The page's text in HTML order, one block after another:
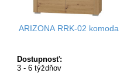
ARIZONA RRK-02 komoda
Dostupnosť:
3 - 6 týždňov